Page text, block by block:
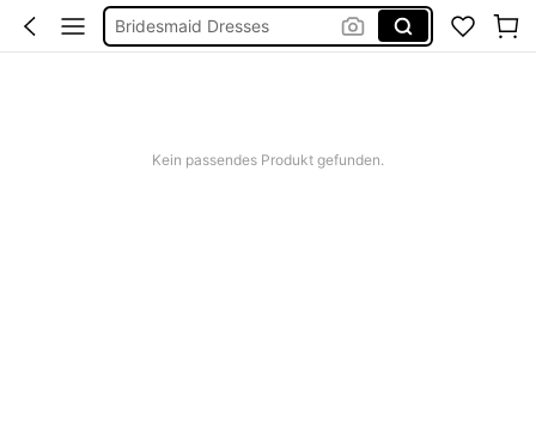
Bridesmaid Dresses
Kein passendes Produkt gefunden.